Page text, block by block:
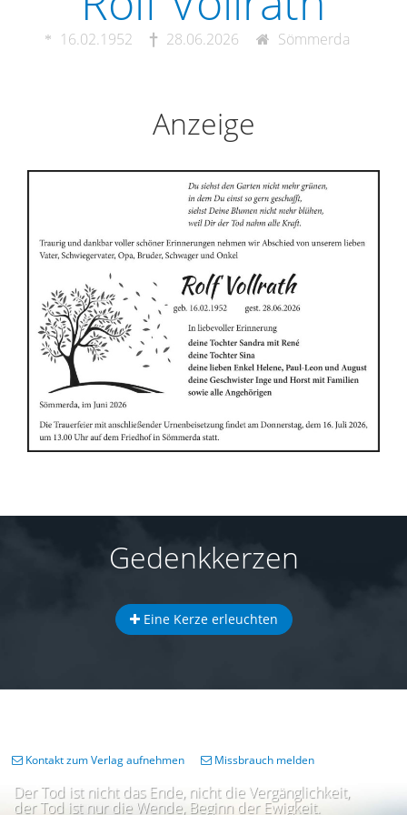
16.02.1952 28.06.2026 Sömmerda
Anzeige
Gedenkkerzen
Eine Kerze erleuchten
Der Tod ist nicht das Ende, nicht die Vergänglichkeit,
der Tod ist nur die Wende, Beginn der Ewigkeit.
Kontakt zum Verlag aufnehmen Missbrauch melden